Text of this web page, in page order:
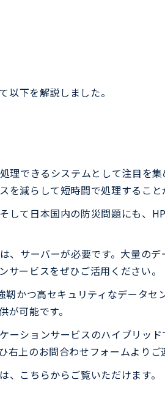
以下を解説しました。
理できるシステムとして注目を
を減らして短時間で処理すること
して日本国内の防災問題にも、
、サーバーが必要です。大量の
サービスをぜひご活用ください。
靭かつ高セキュリティなデータ
が可能です。
ーションサービスのハイブリッ
右上のお問合わせフォームよりご
、こちらからご覧いただけます。